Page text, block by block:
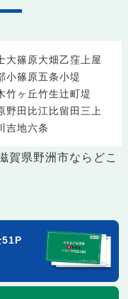
大篠原大畑乙窪 上屋
小篠原五条小堤
竹ヶ丘竹生辻町堤
野田 比江比留田 三上
吉地六条
賀県野洲市ならどこ